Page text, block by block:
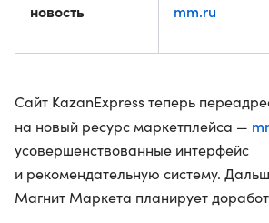
новость
mm.ru
Сайт KazanExpress теперь
на новый ресурс маркетплейса —
усовершенствованные интерфейс
и рекомендательную систему.
Магнит Маркета планирует